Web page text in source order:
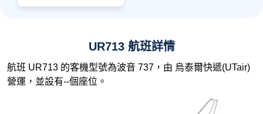
UR713 航班詳情
航班 UR713 的客機型號為波音 737，由 烏泰爾快遞(UTair)
營運，並設有--個座位。